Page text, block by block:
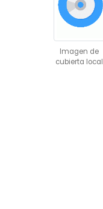
Imagen de
cubierta local